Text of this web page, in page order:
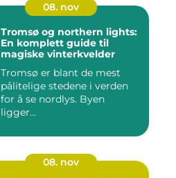
08. nov
Tromsø og northern lights:
En komplett guide til
magiske vinterkvelder
Tromsø er blant de mest
pålitelige stedene i verden
for å se nordlys. Byen
ligger...
08. nov